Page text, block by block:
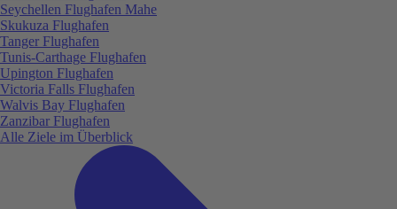
Seychellen Flughafen Mahe
Skukuza Flughafen
Tanger Flughafen
Tunis-Carthage Flughafen
Upington Flughafen
Victoria Falls Flughafen
Walvis Bay Flughafen
Zanzibar Flughafen
Alle Ziele im Überblick